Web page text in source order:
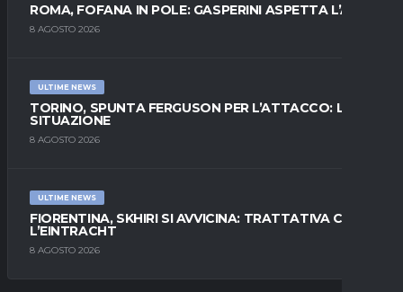
ROMA, FOFANA IN POLE: GASPERINI ASPETTA L’ALA
8 AGOSTO 2026
ULTIME NEWS
TORINO, SPUNTA FERGUSON PER L’ATTACCO: LA
SITUAZIONE
8 AGOSTO 2026
ULTIME NEWS
FIORENTINA, SKHIRI SI AVVICINA: TRATTATIVA CON
L’EINTRACHT
8 AGOSTO 2026